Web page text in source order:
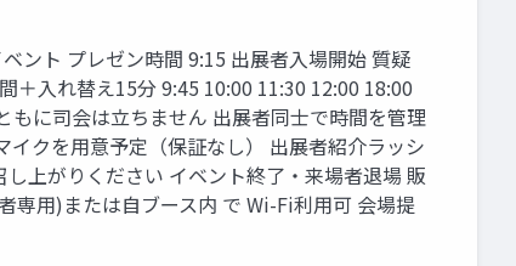
ント プレゼン時間 9:15 出展者⼊場開始 質疑
＋⼊れ替え15分 9:45 10:00 11:30 12:00 18:00
に司会は⽴ちません 出展者同⼠で時間を管理
クを⽤意予定（保証なし） 出展者紹介ラッシ
上がりください イベント終了‧来場者退場 販
⽤)または⾃ブース内 で Wi-Fi利⽤可 会場提